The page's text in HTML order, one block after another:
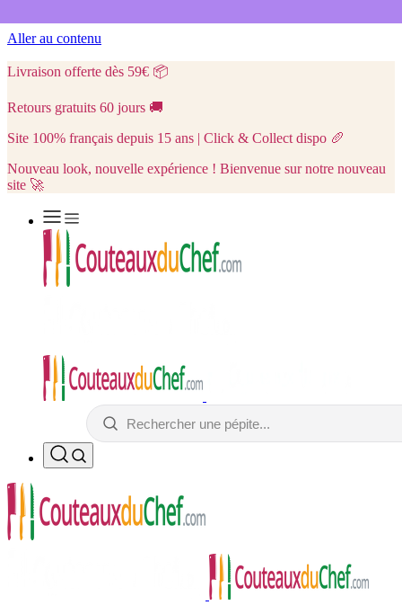
Aller au contenu
Livraison offerte dès 59€ 📦
Retours gratuits 60 jours 🚚
Site 100% français depuis 15 ans | Click & Collect dispo 🥖
Nouveau look, nouvelle expérience ! Bienvenue sur notre nouveau
site 🚀